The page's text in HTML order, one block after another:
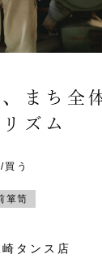
まち全
ズム
買う
箪笥
タンス店